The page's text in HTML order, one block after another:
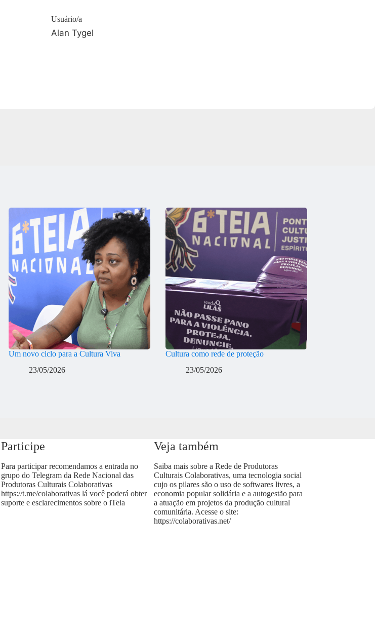
Usuário/a
Alan Tygel
Um novo ciclo para a Cultura Viva
23/05/2026
Cultura como rede de proteção
23/05/2026
Participe
Para participar recomendamos a entrada no
grupo do Telegram da Rede Nacional das
Produtoras Culturais Colaborativas
https://t.me/colaborativaslá você poderá obter
suporte e esclarecimentos sobre o iTeia
Veja também
Saiba mais sobre a Rede de Produtoras
Culturais Colaborativas, uma tecnologia social
cujo os pilares são o uso de softwares livres, a
economia popular solidária e a autogestão para
a atuação em projetos da produção cultural
comunitária. Acesse o site:
https://colaborativas.net/